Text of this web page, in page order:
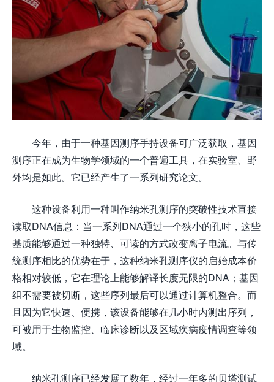
今年，由于一种基因测序手持设备可广泛获取，基因
测序正在成为生物学领域的一个普遍工具，在实验室、野
外均是如此。它已经产生了一系列研究论文。
这种设备利用一种叫作纳米孔测序的突破性技术直接
读取DNA信息：当一系列DNA通过一个狭小的孔时，这些
基质能够通过一种独特、可读的方式改变离子电流。与传
统测序相比的优势在于，这种纳米孔测序仪的启始成本价
格相对较低，它在理论上能够解译长度无限的DNA；基因
组不需要被切断，这些序列最后可以通过计算机整合。而
且因为它快速、便携，该设备能够在几小时内测出序列，
可被用于生物监控、临床诊断以及区域疾病疫情调查等领
域。
纳米孔测序已经发展了数年，经过一年多的贝塔测试